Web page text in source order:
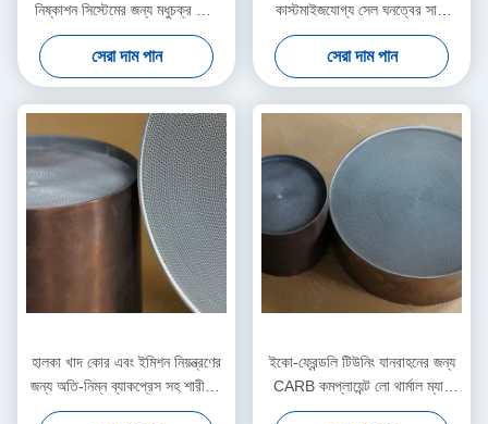
নিষ্কাশন সিস্টেমের জন্য মধুচক্র কোর
ধাতব সাবস্ট্র্যাট
সেরা দাম পান
কাস্টমাইজযোগ্য সেল ঘনত্বের সাথে
১০০% পুনর্ব্যবহারযোগ্য ফে-সিআর-আল
ধাতব সাবস্ট্র্যাট
সেরা দাম পান
হালকা খাদ কোর এবং ইমিশন নিয়ন্ত্রণের
জন্য অতি-নিম্ন ব্যাকপ্রেস সহ শারীরিক
প্রভাব প্রতিরোধী ধাতব সাবস্ট্র্যাট
ইকো-ফ্রেন্ডলি টিউনিং যানবাহনের জন্য
CARB কমপ্লায়েন্ট লো থার্মাল ম্যাস
মেটালিক সাবস্ট্রেট